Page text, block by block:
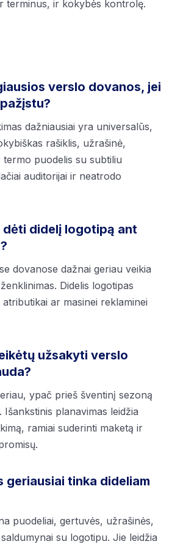
terminus, ir kokybės kontrolę.
verslo dovanos, jei
dažniausiai yra universalūs,
rašiklis, užrašinė,
puodelis su subtiliu
auditorijai ir neatrodo
didelį logotipą ant
dovanose dažnai geriau veikia
Didelis logotipas
ar masinei reklaminei
užsakyti verslo
ypač prieš šventinį sezoną
planavimas leidžia
ramiai suderinti maketą ir
geriausiai tinka dideliam
puodeliai, gertuvės, užrašinės,
su logotipu. Jie leidžia